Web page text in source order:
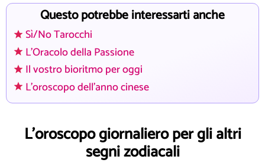
Questo potrebbe interessarti anche
Sì/No Tarocchi
L'Oracolo della Passione
Il vostro bioritmo per oggi
L'oroscopo dell'anno cinese
L'oroscopo giornaliero per gli altri
segni zodiacali